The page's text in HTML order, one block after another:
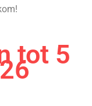
tot 5